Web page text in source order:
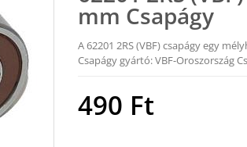
mm Csapágy
A 62201 2RS (VBF) csapágy egy
Csapágy gyártó: VBF-Oroszország
490 Ft